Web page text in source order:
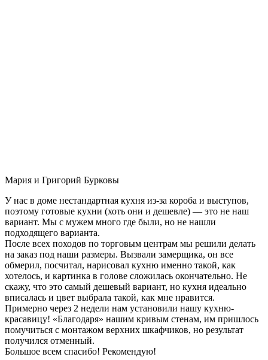
Мария и Григорий Бурковы
У нас в доме нестандартная кухня из-за короба и выступов,
поэтому готовые кухни (хоть они и дешевле) — это не наш
вариант. Мы с мужем много где были, но не нашли
подходящего варианта.
После всех походов по торговым центрам мы решили делать
на заказ под наши размеры. Вызвали замерщика, он все
обмерил, посчитал, нарисовал кухню именно такой, как
хотелось, и картинка в голове сложилась окончательно. Не
скажу, что это самый дешевый вариант, но кухня идеально
вписалась и цвет выбрала такой, как мне нравится.
Примерно через 2 недели нам установили нашу кухню-
красавицу! «Благодаря» нашим кривым стенам, им пришлось
помучиться с монтажом верхних шкафчиков, но результат
получился отменный.
Большое всем спасибо! Рекомендую!